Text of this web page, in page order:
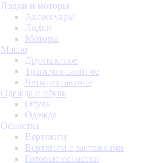
Лодки и моторы
Аксессуары
Лодки
Моторы
Масло
Двухтактное
Трансмиссионное
Четырехтактное
Одежда и обувь
Обувь
Одежда
Оснастка
Вертлюги
Вертлюги с застежками
Готовые оснастки